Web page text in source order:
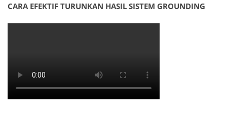
CARA EFEKTIF TURUNKAN HASIL SISTEM GROUNDING